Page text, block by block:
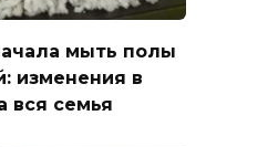
мыть полы
изменения в
вся семья